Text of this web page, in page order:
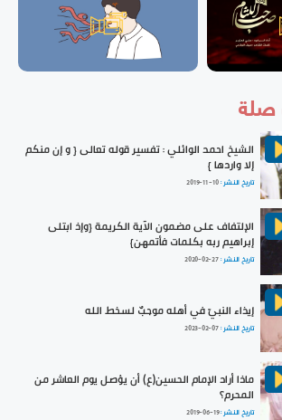
صلة
الشيخ احمد الوائلي : تفسير قوله تعالى { و إن منكم
إلا واردها }
تاريخ النشر :2019-11-10
الإلتفاف على مضمون الآية الكريمة {وإذ ابتلى
إبراهيم ربه بكلمات فأتمهن}
تاريخ النشر :2020-02-27
إيذاء النبيّ في أهله موجبٌ لسخط الله
تاريخ النشر :2023-02-07
ماذا أراد الإمام الحسين(ع) أن يؤصل يوم العاشر من
المحرم؟
تاريخ النشر :2019-06-19